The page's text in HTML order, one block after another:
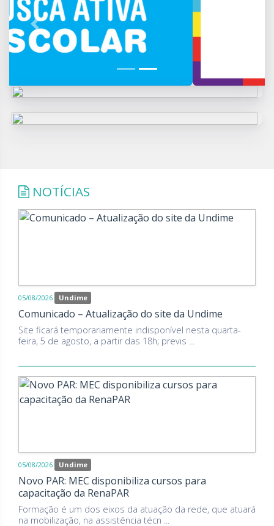
Previous
NOTÍCIAS
05/08/2026 Undime
Comunicado – Atualização do site da Undime
Site ficará temporariamente indisponível nesta quarta-
feira, 5 de agosto, a partir das 18h; previs ...
05/08/2026 Undime
Novo PAR: MEC disponibiliza cursos para
capacitação da RenaPAR
Formação é um dos eixos da atuação da rede, que atuará
na mobilização, na assistência técn ...